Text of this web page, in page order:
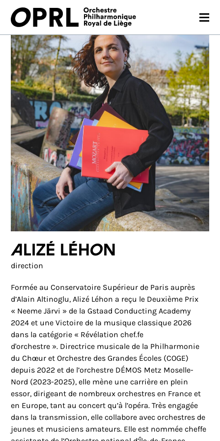
CONCERTS
SAISON 26-27
JEUNES PUBLICS
OPRL
EN PRATIQUE
MÉDIAS
NOUS SOUTENIR
FR EN
Alizé Léhon
direction
Formée au Conservatoire Supérieur de Paris auprès
d’Alain Altinoglu, Alizé Léhon a reçu le Deuxième Prix
« Neeme Järvi » de la Gstaad Conducting Academy
2024 et une Victoire de la musique classique 2026
dans la catégorie « Révélation chef.fe
d'orchestre ». Directrice musicale de la Philharmonie
du Chœur et Orchestre des Grandes Écoles (COGE)
depuis 2022 et de l’orchestre DÉMOS Metz Moselle-
Nord (2023-2025), elle mène une carrière en plein
essor, dirigeant de nombreux orchestres en France et
en Europe, tant au concert qu’à l’opéra. Très engagée
dans la transmission, elle collabore avec orchestres de
jeunes et musiciens amateurs. Elle est nommée cheffe